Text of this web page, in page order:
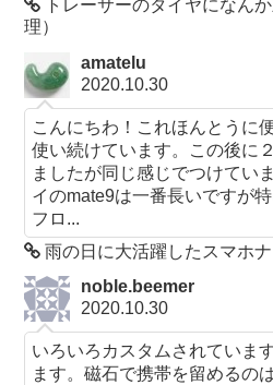
トレーサーのタイヤになん
理）
amatelu
2020.10.30
こんにちわ！これほんとうに
使い続けています。この後に
ましたが同じ感じでつけてい
イのmate9は一番長いですが
フロ...
雨の日に大活躍したスマホ
noble.beemer
2020.10.30
いろいろカスタムされていま
ます。磁石で携帯を留めるの